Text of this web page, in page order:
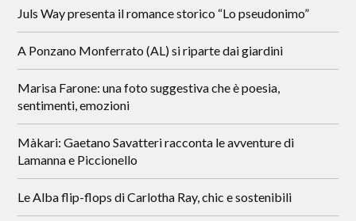
Juls Way presenta il romance storico “Lo pseudonimo”
A Ponzano Monferrato (AL) si riparte dai giardini
Marisa Farone: una foto suggestiva che è poesia,
sentimenti, emozioni
Màkari: Gaetano Savatteri racconta le avventure di
Lamanna e Piccionello
Le Alba flip-flops di Carlotha Ray, chic e sostenibili